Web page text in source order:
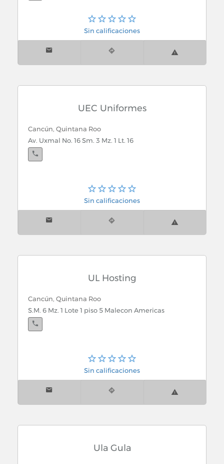
Sin calificaciones
UEC Uniformes
Cancún, Quintana Roo
Av. Uxmal No. 16 Sm. 3 Mz. 1 Lt. 16
Sin calificaciones
UL Hosting
Cancún, Quintana Roo
S.M. 6 Mz. 1 Lote 1 piso 5 Malecon Americas
Sin calificaciones
Ula Gula